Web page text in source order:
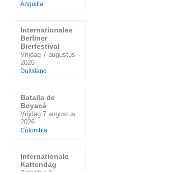
Anguilla
Internationales
Berliner
Bierfestival
Vrijdag 7 augustus
2026
Duitsland
Batalla de
Boyacá
Vrijdag 7 augustus
2026
Colombia
Internationale
Kattendag